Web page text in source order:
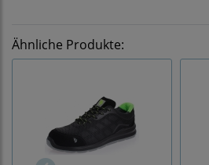
Ähnliche Produkte: